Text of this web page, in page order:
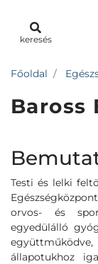
keresés
Főoldal
Baross
Testi és lelki
orvos- és
egyedülálló
állapotukhoz